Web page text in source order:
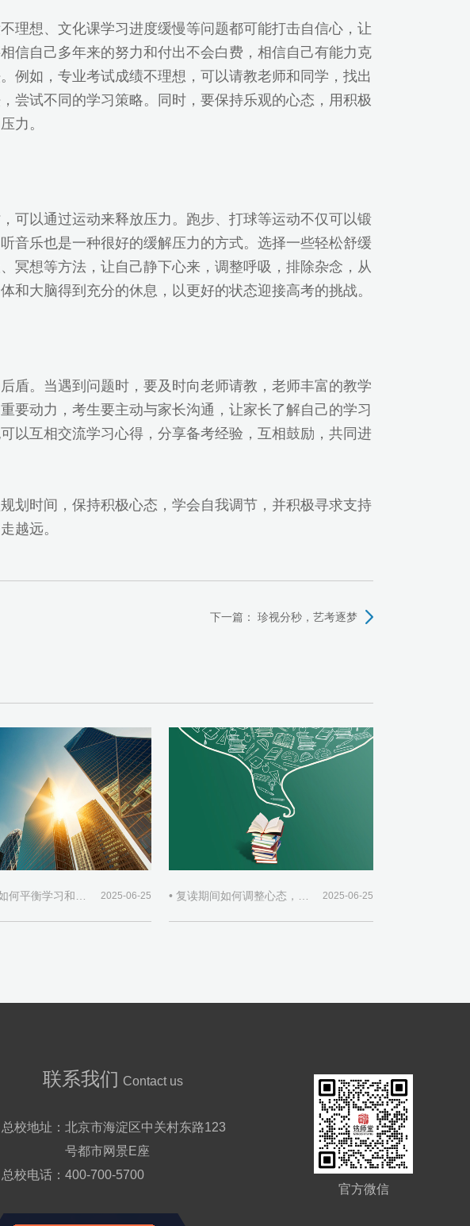
理想、文化课学习进度缓慢等问题都可能打击自信心，让
信自己多年来的努力和付出不会白费，相信自己有能力克
例如，专业考试成绩不理想，可以请教老师和同学，找出
尝试不同的学习策略。同时，要保持乐观的心态，用积极
力。
可以通过运动来释放压力。跑步、打球等运动不仅可以锻
音乐也是一种很好的缓解压力的方式。选择一些轻松舒缓
冥想等方法，让自己静下心来，调整呼吸，排除杂念，从
大脑得到充分的休息，以更好的状态迎接高考的挑战。
盾。当遇到问题时，要及时向老师请教，老师丰富的教学
要动力，考生要主动与家长沟通，让家长了解自己的学习
以互相交流学习心得，分享备考经验，互相鼓励，共同进
划时间，保持积极心态，学会自我调节，并积极寻求支持
越远。
下一篇： 珍视分秒，艺考逐梦
2025-06-25 2025-06-25
联系我们 Contact us
总校地址： 北京市海淀区中关村东路123
号都市网景E座
总校电话： 400-700-5700
官方微信